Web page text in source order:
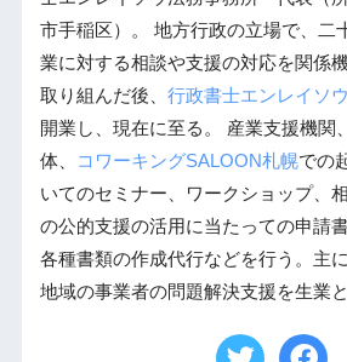
市手稲区）。 地方行政の立場で、二
業に対する相談や支援の対応を関係
取り組んだ後、 行政書士エンレイソ
開業し、現在に至る。 産業支援機関
体、
コワーキングSALOON札幌での
いてのセミナー、ワークショップ、
の公的支援の活用に当たっての申請
各種書類の作成代行などを行う。主
地域の事業者の問題解決支援を生業と